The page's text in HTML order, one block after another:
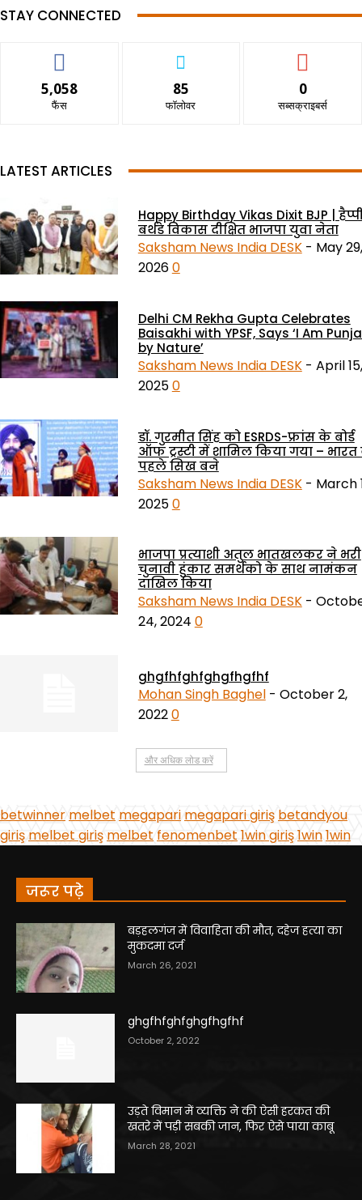
जरूर पढ़े
बड़हलगंज में विवाहिता की मौत, दहेज हत्या का
मुकदमा दर्ज
March 26, 2021
ghgfhfghfghgfhgfhf
October 2, 2022
उड़ते विमान में व्यक्ति ने की ऐसी हरकत की
खतरे में पड़ी सबकी जान, फिर ऐसे पाया काबू
March 28, 2021